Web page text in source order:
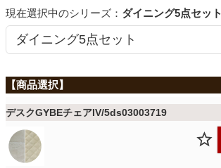
ファブリック
カーテン
シリーズ： ダイニング5点セット
デスクGYBEチェアIV/5ds03003719